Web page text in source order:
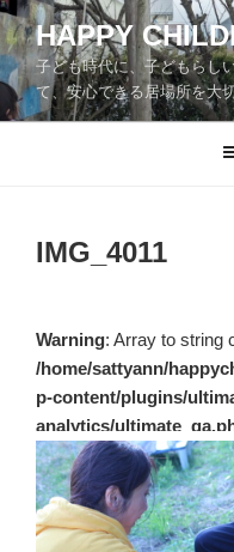
コ
ン
テ
ン
ツ
HAPPY
子ども時代に、子どもらし
て、安心できる居場所を大
IMG_4011
Warning: Array to string
/home/sattyann/
p-content/plugins/
analytics/